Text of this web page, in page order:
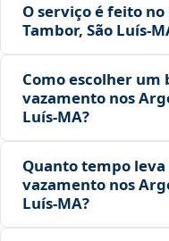
O serviço é feito
Tambor, São
Como escolher um
vazamento nos
Luís‑MA?
Quanto tempo
vazamento nos
Luís‑MA?